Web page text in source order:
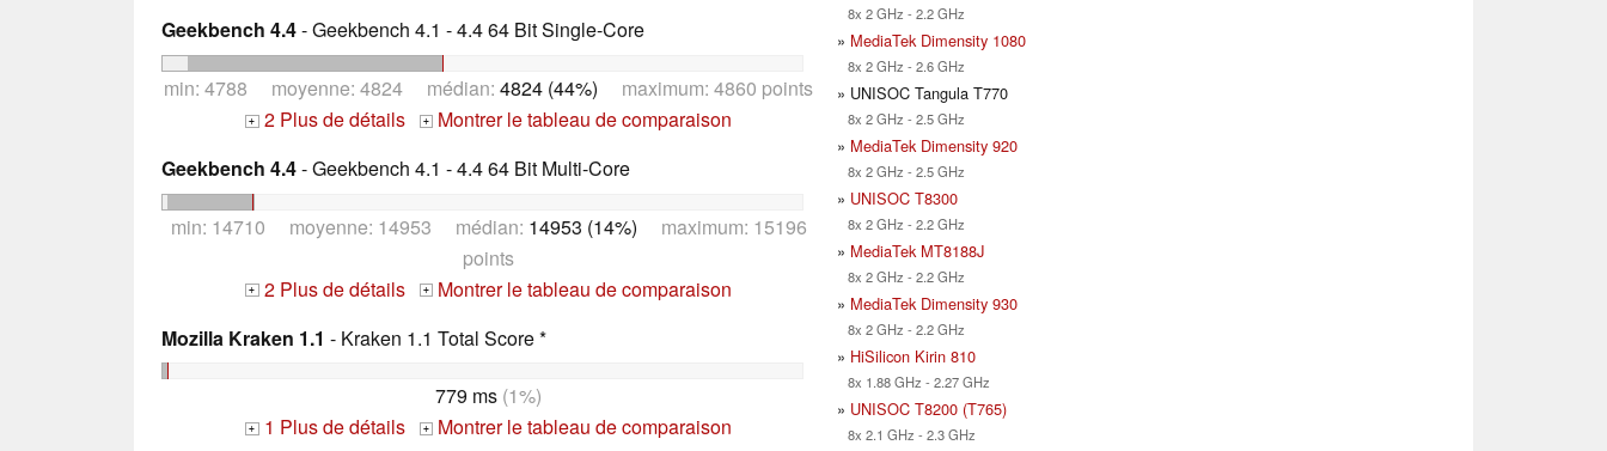
Geekbench 4.4- Geekbench 4.1 - 4.4 64 Bit Single-Core
min: 4788 moyenne: 4824 médian: 4824 (44%) maximum: 4860 points
+ 2 Plus de détails +
Montrer le tableau de comparaison
Geekbench 4.4- Geekbench 4.1 - 4.4 64 Bit Multi-Core
min: 14710 moyenne: 14953 médian: 14953 (14%) maximum: 15196
points
+ 2 Plus de détails +
Montrer le tableau de comparaison
Mozilla Kraken 1.1 - Kraken 1.1 Total Score *
779 ms (1%)
+ 1 Plus de détails + Montrer le tableau de comparaison
8x 2 GHz - 2.2 GHz
» MediaTek Dimensity 1080
8x 2 GHz - 2.6 GHz
» UNISOC Tangula T770
8x 2 GHz - 2.5 GHz
» MediaTek Dimensity 920
8x 2 GHz - 2.5 GHz
» UNISOC T8300
8x 2 GHz - 2.2 GHz
» MediaTek MT8188J
8x 2 GHz - 2.2 GHz
» MediaTek Dimensity 930
8x 2 GHz - 2.2 GHz
» HiSilicon Kirin 810
8x 1.88 GHz - 2.27 GHz
» UNISOC T8200 (T765)
8x 2.1 GHz - 2.3 GHz